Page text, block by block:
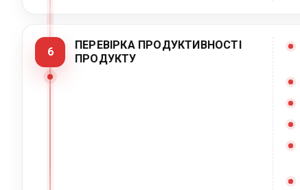
6
ПЕРЕВІРКА ПРОДУКТИВНОСТІ
ПРОДУКТУ